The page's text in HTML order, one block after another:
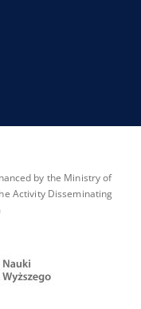
by the Ministry of
Activity Disseminating